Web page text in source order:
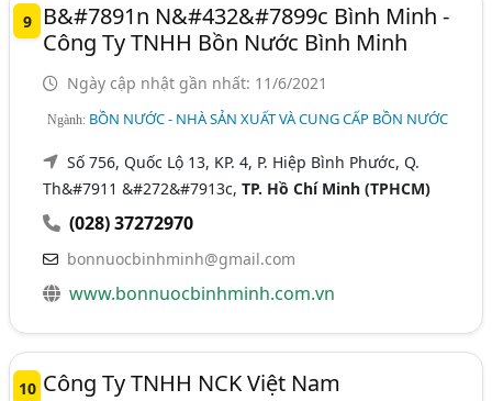
9
B&#7891n N&#432&#7899c Bình Minh -
Công Ty TNHH Bồn Nước Bình Minh
Ngày cập nhật gần nhất: 11/6/2021
Ngành: BỒN NƯỚC - NHÀ SẢN XUẤT VÀ CUNG CẤP BỒN NƯỚC
Số 756, Quốc Lộ 13, KP. 4, P. Hiệp Bình Phước, Q.
Th&#7911 &#272&#7913c,TP. Hồ Chí Minh (TPHCM)
(028) 37272970
bonnuocbinhminh@gmail.com
www.bonnuocbinhminh.com.vn
10 Công Ty TNHH NCK Việt Nam